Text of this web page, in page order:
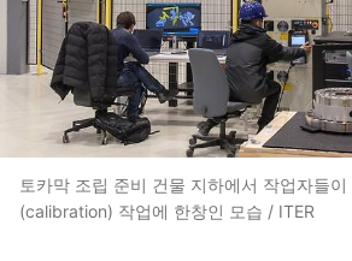
토카막 조립 준비 건물 지하에서 작업자들
(calibration) 작업에 한창인 모습 / ITER